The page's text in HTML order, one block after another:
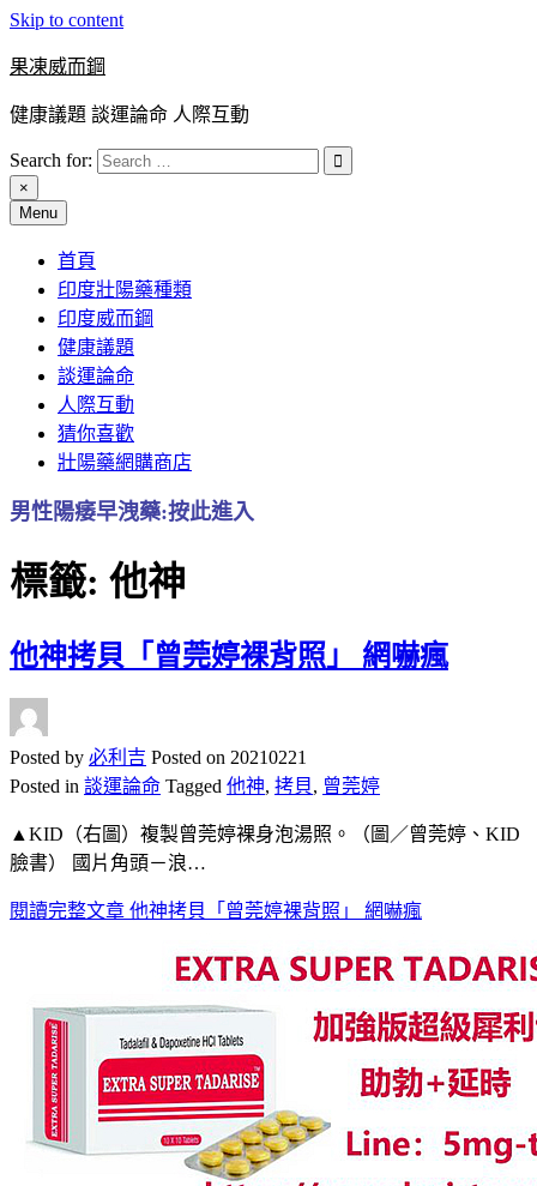
Skip to content
果凍威而鋼
健康議題 談運論命 人際互動
Search for:
×
Menu
首頁
印度壯陽藥種類
印度威而鋼
健康議題
談運論命
人際互動
猜你喜歡
壯陽藥網購商店
男性陽痿早洩藥:按此進入
標籤: 他神
他神拷貝「曾莞婷裸背照」 網嚇瘋
Posted by 必利吉 Posted on 20210221
Posted in 談運論命 Tagged 他神, 拷貝, 曾莞婷
▲KID（右圖）複製曾莞婷裸身泡湯照。（­圖／曾莞婷、KID
臉書） 國片角頭－浪…
閱讀完整文章 他神拷貝「曾莞婷裸背照」 網嚇瘋